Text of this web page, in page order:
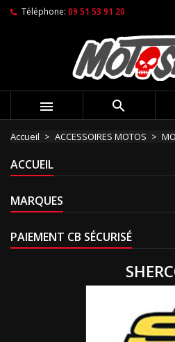
Téléphone: 09 51 53 91 20
 
Accueil ACCESSOIRES MOTOS
ACCUEIL
MARQUES
PAIEMENT CB SÉCURISÉ